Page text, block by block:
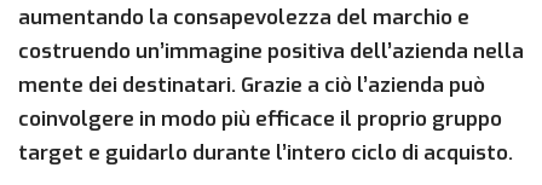
aumentando la consapevolezza del marchio e
costruendo un’immagine positiva dell’azienda nella
mente dei destinatari. Grazie a ciò l’azienda può
coinvolgere in modo più efficace il proprio gruppo
target e guidarlo durante l’intero ciclo di acquisto.